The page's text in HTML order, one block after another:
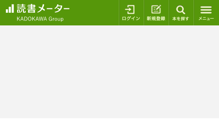
ログイン 新規登録